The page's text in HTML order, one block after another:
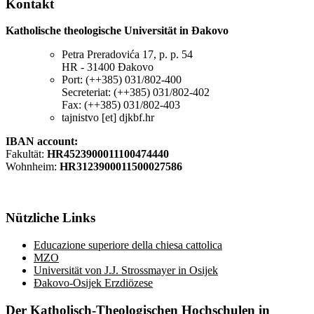
Kontakt
Katholische theologische Universität in Đakovo
Petra Preradovića 17, p. p. 54
HR - 31400 Đakovo
Port: (++385) 031/802-400
Secreteriat: (++385) 031/802-402
Fax: (++385) 031/802-403
tajnistvo [et] djkbf.hr
IBAN account:
Fakultät: HR4523900011100474440
Wohnheim: HR3123900011500027586
Nützliche Links
Educazione superiore della chiesa cattolica
MZO
Universität von J.J. Strossmayer in Osijek
Đakovo-Osijek Erzdiözese
Der Katholisch-Theologischen Hochschulen in